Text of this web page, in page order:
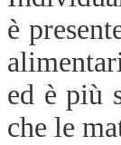
è
ed è più
che le